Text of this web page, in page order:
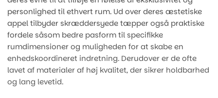
personlighed til ethvert rum. Ud over deres æstetiske
appel tilbyder skræddersyede tæpper også praktiske
fordele såsom bedre pasform til specifikke
rumdimensioner og muligheden for at skabe en
enhedskoordineret indretning. Derudover er de ofte
lavet af materialer af høj kvalitet, der sikrer holdbarhed
og lang levetid.